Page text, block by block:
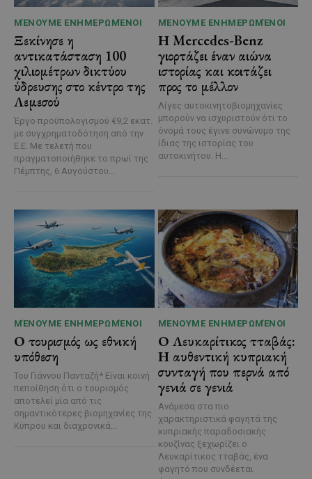
ΜΈΝΟΥΜΕ ΕΝΗΜΕΡΩΜΈΝΟΙ
Ξεκίνησε η
αντικατάσταση 100
χιλιομέτρων δικτύου
ύδρευσης στο κέντρο της
Λεμεσού
Έργο προϋπολογισμού €9,2 εκατ.
με συγχρηματοδότηση από την
Ε.Ε. Με τελετή που
πραγματοποιήθηκε το πρωί της
Πέμπτης, 6 Αυγούστου...
ΜΈΝΟΥΜΕ ΕΝΗΜΕΡΩΜΈΝΟΙ
Η Mercedes-Benz
γιορτάζει έναν αιώνα
ιστορίας και κοιτάζει
προς το μέλλον
Λίγες αυτοκινητοβιομηχανίες
μπορούν να ισχυριστούν ότι το
όνομά τους έγινε συνώνυμο της
ίδιας της ιστορίας του
αυτοκινήτου. Η...
ΜΈΝΟΥΜΕ ΕΝΗΜΕΡΩΜΈΝΟΙ
Ο τουρισμός ως εθνική
υπόθεση
Του Γιάννου Πανταζή* Είναι κοινή
πεποίθηση ότι ο τουρισμός
αποτελεί μία από τις
σημαντικότερες βιομηχανίες της
Κύπρου και διαχρονικά...
ΜΈΝΟΥΜΕ ΕΝΗΜΕΡΩΜΈΝΟΙ
Ο Λευκαρίτικος τταβάς:
Η αυθεντική κυπριακή
συνταγή που περνά από
γενιά σε γενιά
Ανάμεσα στα πιο
χαρακτηριστικά φαγητά της
κυπριακής παραδοσιακής
κουζίνας ξεχωρίζει ο
Λευκαρίτικος τταβάς, ένα
φαγητό που συνδέεται